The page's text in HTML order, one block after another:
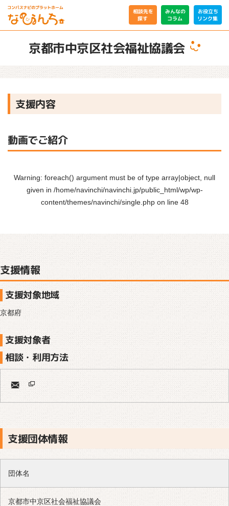
相談先を
探す
みんなの
コラム
お役立ち
リンク集
京都市中京区社会福祉協議会
支援内容
動画でご紹介
Warning: foreach() argument must be of type array|object, null
given in /home/navinchi/navinchi.jp/public_html/wp/wp-
content/themes/navinchi/single.phpon line 48
支援情報
支援対象地域
京都府
支援対象者
相談・利用方法
支援団体情報
団体名
京都市中京区社会福祉協議会